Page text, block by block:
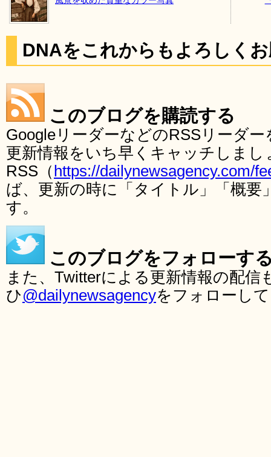
DNAをこれからもよろしく
このブログを購読する
GoogleリーダーなどのRSSリーダ
更新情報をいち早くキャッチしま
RSS（ https://dailynewsagency.com/
ば、更新の時に「タイトル」「概要
す。
このブログをフォローす
また、Twitterによる更新情報の配
ひ@dailynewsagencyをフォローし